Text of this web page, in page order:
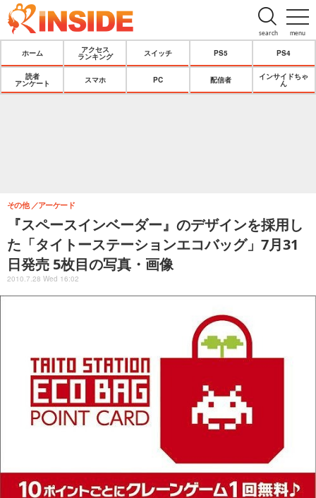
menu
search
ホーム
アクセス
ランキング
スイッチ PS5 PS4
読者
アンケート
スマホ PC 配信者
インサイドちゃ
ん
『スペースインベーダー』のデザインを採用し
た「タイトーステーションエコバッグ」7月31
日発売 5枚目の写真・画像
その他 アーケード
2010.7.28 Wed 16:02